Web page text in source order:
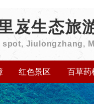
岌生态旅
Jiulongzhang,
红色景区 百草药